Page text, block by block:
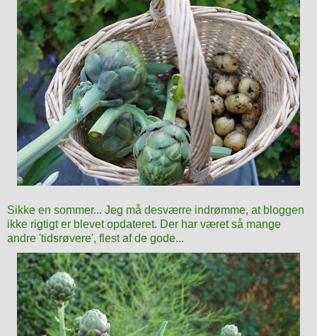
Sikke en sommer... Jeg må desværre indrømme, at bloggen
ikke rigtigt er blevet opdateret. Der har været så mange
andre 'tidsrøvere', flest af de gode...